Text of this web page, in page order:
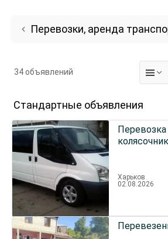
Перевозки, аренда
34 объявлений
Стандартные объявления
Харьков
02.08.2026